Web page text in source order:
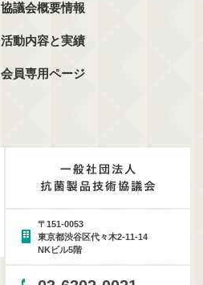
協議会概要情報
活動内容と実績
会員専用ページ
〒151-0053
東京都渋谷区代々木2-11-14
NKビル5階